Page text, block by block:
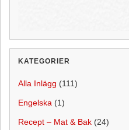
KATEGORIER
Alla Inlägg (111)
Engelska (1)
Recept – Mat & Bak (24)